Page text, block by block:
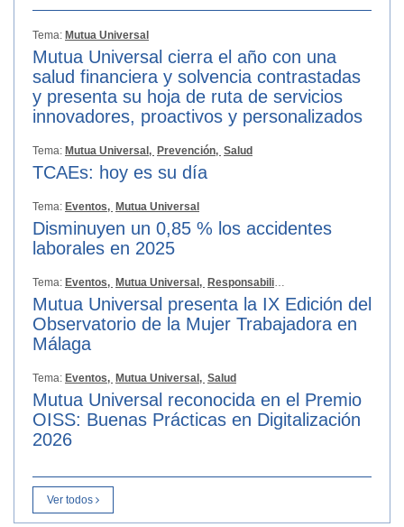
Tema: Mutua Universal
Mutua Universal cierra el año con una
salud financiera y solvencia contrastadas
y presenta su hoja de ruta de servicios
innovadores, proactivos y personalizados
Tema: Mutua Universal, Prevención, Salud
TCAEs: hoy es su día
Tema: Eventos, Mutua Universal
Disminuyen un 0,85 % los accidentes
laborales en 2025
Tema: Eventos, Mutua Universal, Responsabilidad Social
Mutua Universal presenta la IX Edición del
Observatorio de la Mujer Trabajadora en
Málaga
Tema: Eventos, Mutua Universal, Salud
Mutua Universal reconocida en el Premio
OISS: Buenas Prácticas en Digitalización
2026
Ver todos